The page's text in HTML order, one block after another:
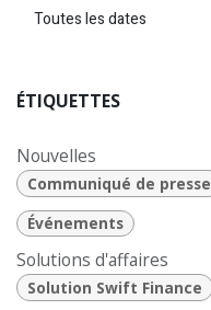
ÉTIQUETTES
Nouvelles
Communiqué de presse
Événements
Solutions d'affaires
Solution Swift Finance